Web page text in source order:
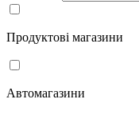
Продуктові магазини
Автомагазини